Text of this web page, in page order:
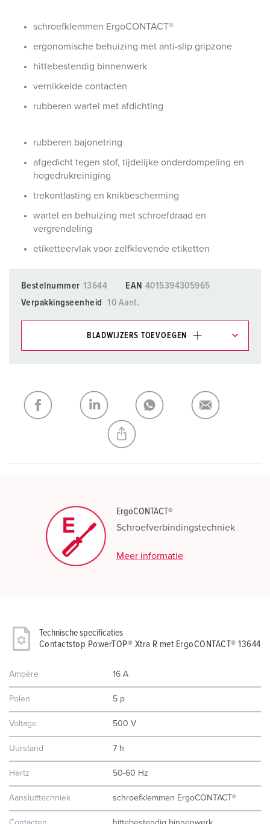
schroefklemmen ErgoCONTACT®
ergonomische behuizing met anti-slip gripzone
hittebestendig binnenwerk
vernikkelde contacten
rubberen wartel met afdichting
rubberen bajonetring
afgedicht tegen stof, tijdelijke onderdompeling en
hogedrukreiniging
trekontlasting en knikbescherming
wartel en behuizing met schroefdraad en
vergrendeling
etiketteervlak voor zelfklevende etiketten
Bestelnummer 13644 EAN 4015394305965
Verpakkingseenheid
10 Aant.
BLADWIJZERS TOEVOEGEN
Mijn lijst TOEVOEGEN
NIEUW LIJST MAKEN
ErgoCONTACT®
Schroefverbindingstechniek
Meer informatie
Technische specificaties
Contactstop PowerTOP® Xtra R met ErgoCONTACT® 13644
Ampère 16 A
Polen 5 p
Voltage 500 V
Uurstand 7 h
Hertz 50-60 Hz
Aansluittechniek schroefklemmen ErgoCONTACT®